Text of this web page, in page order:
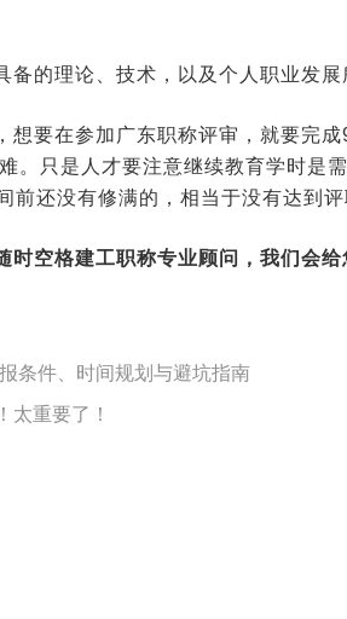
的理论、技术，以及个人职业发展
想要在参加广东职称评审，就要完
。只是人才要注意继续教育学时是
还没有修满的，相当于没有达到评
时空格建工职称专业顾问，我们会
条件、时间规划与避坑指南
太重要了！
2026-01-09